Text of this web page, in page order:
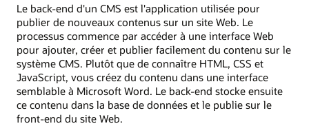
Le back-end d'un CMS est l'application utilisée pour
publier de nouveaux contenus sur un site Web. Le
processus commence par accéder à une interface Web
pour ajouter, créer et publier facilement du contenu sur le
système CMS. Plutôt que de connaître HTML, CSS et
JavaScript, vous créez du contenu dans une interface
semblable à Microsoft Word. Le back-end stocke ensuite
ce contenu dans la base de données et le publie sur le
front-end du site Web.